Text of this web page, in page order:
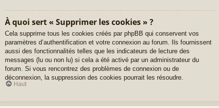
À quoi sert « Supprimer les cookies » ?
Cela supprime tous les cookies créés par phpBB qui conservent vos
paramètres d’authentification et votre connexion au forum. Ils fournissent
aussi des fonctionnalités telles que les indicateurs de lecture des
messages (lu ou non lu) si cela a été activé par un administrateur du
forum. Si vous rencontrez des problèmes de connexion ou de
déconnexion, la suppression des cookies pourrait les résoudre.
Haut